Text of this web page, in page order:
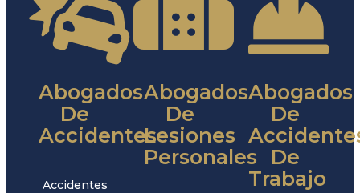
Abogados
De
Accidentes
Accidentes
Abogados
De
Lesiones
Personales
Abogados
De
De
Trabajo